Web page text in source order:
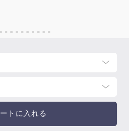
トに入れる